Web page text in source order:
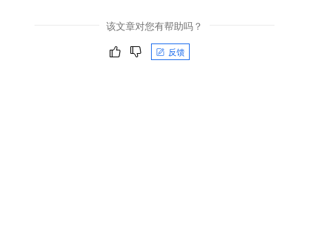
该文章对您有帮助吗？
反馈